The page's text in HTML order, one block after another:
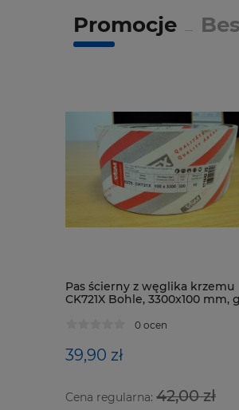
Promocje
Pas ścierny z węglika krzemu
CK721X Bohle, 3300x100 mm,
0 ocen
39,90 zł
Cena regularna: 42,00 zł